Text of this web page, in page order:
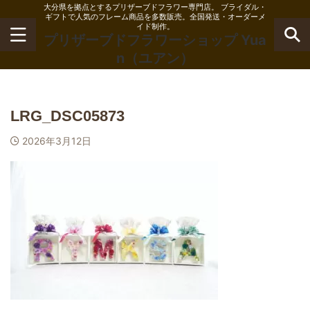
大分県を拠点とするプリザーブドフラワー専門店。 ブライダル・
ギフトで人気のフレーム商品を多数販売。全国発送・オーダーメ
イド制作。
プリザーブドフラワーショップ Yua
n（ユアン）
LRG_DSC05873
2026年3月12日